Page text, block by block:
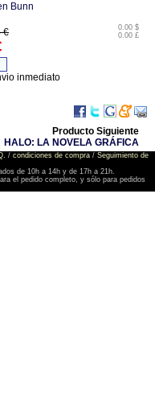
Bunn
€
0.00 $
0.00 £
inmediato
Producto Siguiente
HALO: LA NOVELA GRÁFICA
/ condiciones de compra/ Seguimiento de
de 10h a 14h y de 17h a 21h.
el pedido completo, y sólo para pedidos